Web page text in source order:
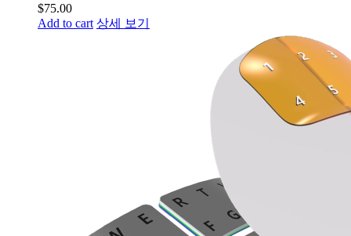
$75.00
Add to cart 상세 보기